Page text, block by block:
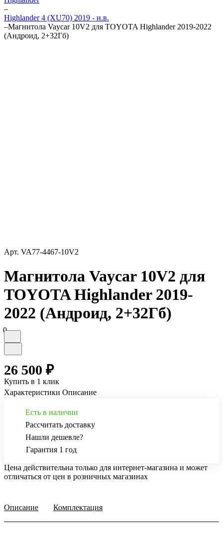
–
Highlander 4 (XU70) 2019 - н.в.
–Магнитола Vaycar 10V2 для TOYOTA Highlander 2019-2022
(Андроид, 2+32Гб)
Арт. VA77-4467-10V2
Магнитола Vaycar 10V2 для
TOYOTA Highlander 2019-
2022 (Андроид, 2+32Гб)
0
26 500 ₽
Купить в 1 клик
Характеристики Описание
Есть в наличии
Рассчитать доставку
Нашли дешевле?
Гарантия 1 год
Цена действительна только для интернет-магазина и может
отличаться от цен в розничных магазинах
Описание Комплектация